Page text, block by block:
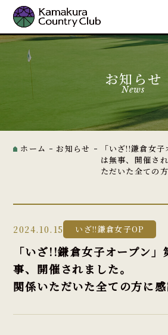
お知らせ
News
ホーム お知らせ
「いざ!!鎌倉女
は無事、開催さ
ただいた全ての
2024.10.15 いざ!!鎌倉女子OP
「いざ!!鎌倉女子オープン
事、開催されました。
関係いただいた全ての方に感